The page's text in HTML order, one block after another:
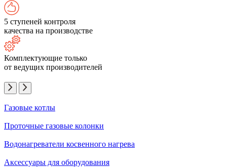
5 ступеней контроля
качества на производстве
Комплектующие только
от ведущих производителей
Газовые котлы
Проточные газовые колонки
Водонагреватели косвенного нагрева
Аксессуары для оборудования